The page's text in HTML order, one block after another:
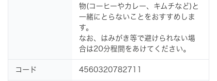
物(コーヒーやカレー、キムチなど)と
一緒にとらないことをおすすめしま
す。
なお、はみがき等で避けられない場
合は20分程間をあけてください。
コード 4560320782711